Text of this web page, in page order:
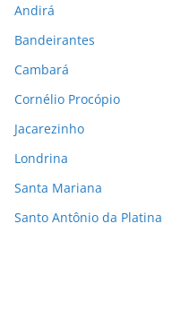
Andirá
Bandeirantes
Cambará
Cornélio Procópio
Jacarezinho
Londrina
Santa Mariana
Santo Antônio da Platina